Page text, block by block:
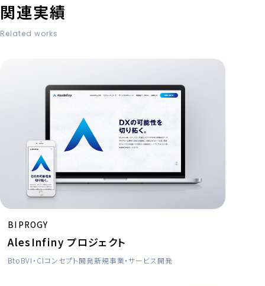
関連実績
Related works
BIPROGY
AlesInfiny プロジェクト
BtoBVI・CIコンセプト開発新規事業・サービス開発